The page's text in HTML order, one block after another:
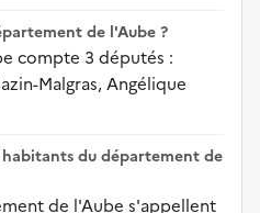
de l'Aube ?
compte 3 députés :
Malgras, Angélique
du département de
de l'Aube s'appellent